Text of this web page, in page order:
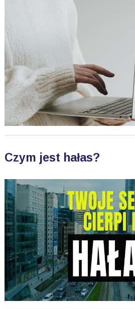
Czym jest hałas?